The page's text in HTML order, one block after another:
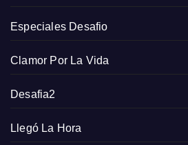
Especiales Desafio
Clamor Por La Vida
Desafia2
Llegó La Hora